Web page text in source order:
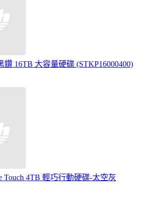
鑽 16TB 大容量硬碟 (STKP16000400)
Touch 4TB 輕巧行動硬碟-太空灰